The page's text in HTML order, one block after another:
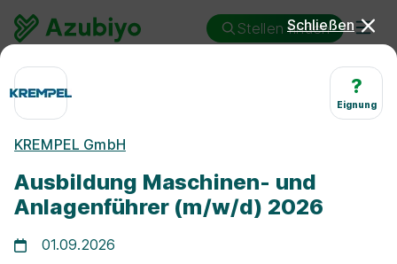
Stellen finden
Ausbildung
Maschinen- und Anlagenführer/in
Ausbildung Maschinen- und
Anlagenführer/in
Kuppenheim
Schließen
?
Eignung
KREMPEL GmbH
Ausbildung Maschinen- und
Anlagenführer (m/w/d) 2026
01.09.2026